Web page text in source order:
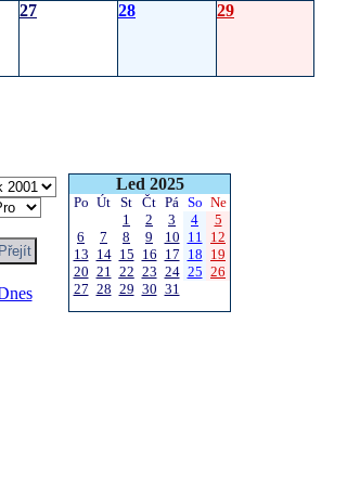
27 28 29
Led 2025
Po Út St Čt Pá So Ne
1
2 3 4
5
6
7 8 9 10 11 12
13 14 15 16 17 18 19
20 21 22 23 24 25 26
27 28 29 30 31